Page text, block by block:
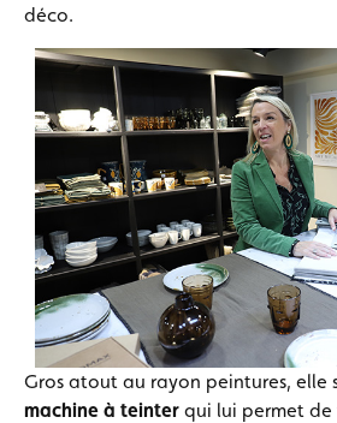
déco.
Gros atout au rayon peintures, elle
machine à teinter qui lui permet